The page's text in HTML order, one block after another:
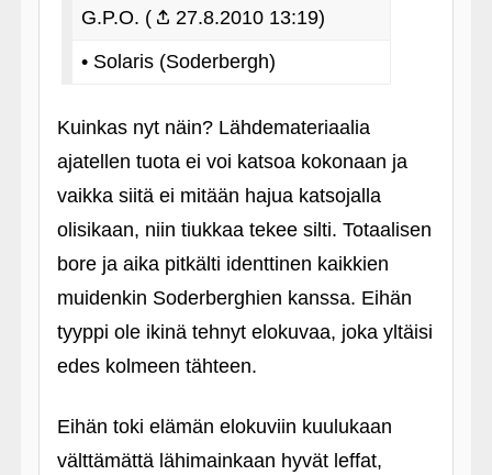
G.P.O. (
27.8.2010 13:19)
• Solaris (Soderbergh)
Kuinkas nyt näin? Lähdemateriaalia
ajatellen tuota ei voi katsoa kokonaan ja
vaikka siitä ei mitään hajua katsojalla
olisikaan, niin tiukkaa tekee silti. Totaalisen
bore ja aika pitkälti identtinen kaikkien
muidenkin Soderberghien kanssa. Eihän
tyyppi ole ikinä tehnyt elokuvaa, joka yltäisi
edes kolmeen tähteen.
Eihän toki elämän elokuviin kuulukaan
välttämättä lähimainkaan hyvät leffat,